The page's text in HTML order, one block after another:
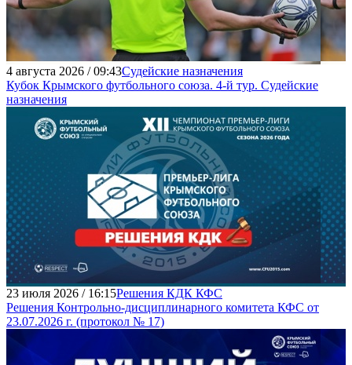
4 августа 2026 / 09:43Судейские назначения
Кубок Крымского футбольного союза. 4-й тур. Судейские
назначения
23 июля 2026 / 16:15Решения КДК КФС
Решения Контрольно-дисциплинарного комитета КФС от
23.07.2026 г. (протокол № 17)